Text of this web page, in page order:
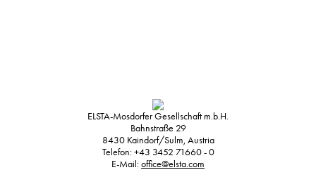
ELSTA-Mosdorfer Gesellschaft m.b.H.
Bahnstraße 29
8430 Kaindorf/Sulm, Austria
Telefon:+43 3452 71660 - 0
E-Mail:office@elsta.com